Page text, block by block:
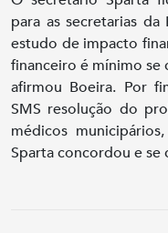
para as secretarias
estudo de impacto
financeiro é mínimo se
afirmou Boeira. Por
SMS resolução do
médicos
Sparta concordou e se